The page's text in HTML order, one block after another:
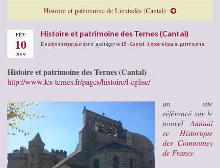
Histoire et patrimoine de Lieutadès (Cantal)
FÉV
10
2019
Histoire et patrimoine des Ternes (Cantal)
Deadministrateurdans la catégorie 15 - Cantal histoire locale patrimoine
Histoire et patrimoine des Ternes (Cantal)
http://www.les-ternes.fr/pages/histoire/l-eglise/
un site
référencé sur le
nouvel Annuai
re Historique
des Communes
de France